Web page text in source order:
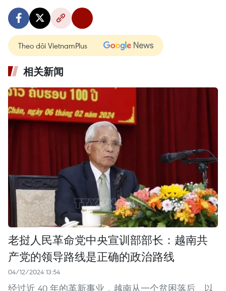
Theo dõi VietnamPlus
相关新闻
老挝人民革命党中央宣训部部长：越南共
产党的领导路线是正确的政治路线
04/12/2024 13:54
经过近 40 年的革新事业，越南从一个贫困落后、以